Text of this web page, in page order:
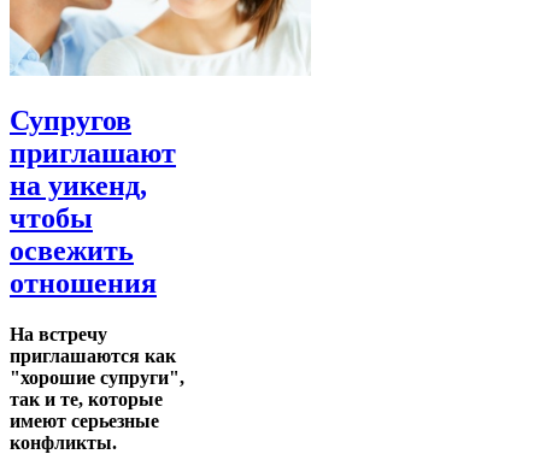
Супругов
приглашают
на уикенд,
чтобы
освежить
отношения
На встречу
приглашаются как
"хорошие супруги",
так и те, которые
имеют серьезные
конфликты.